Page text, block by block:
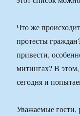
Что же
протесты
привести,
митингах? В
сегодня и
Уважаемые гости,